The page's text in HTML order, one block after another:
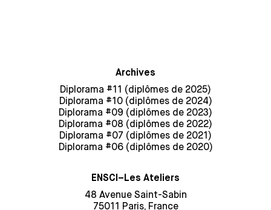
Archives
Diplorama #11 (diplômes de 2025)
Diplorama #10 (diplômes de 2024)
Diplorama #09 (diplômes de 2023)
Diplorama #08 (diplômes de 2022)
Diplorama #07 (diplômes de 2021)
Diplorama #06 (diplômes de 2020)
ENSCI–Les Ateliers
48 Avenue Saint-Sabin
75011 Paris, France